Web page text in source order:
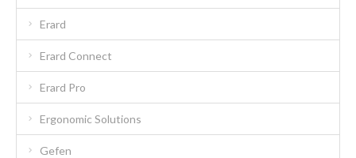
Erard
Erard Connect
Erard Pro
Ergonomic Solutions
Gefen